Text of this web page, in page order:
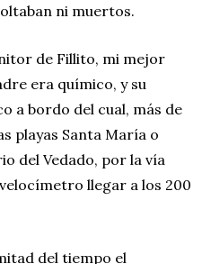
ni muertos.
de Fillito, mi mejor
era químico, y su
a bordo del cual, más de
playas Santa María o
del Vedado, por la vía
llegar a los 200
del tiempo el